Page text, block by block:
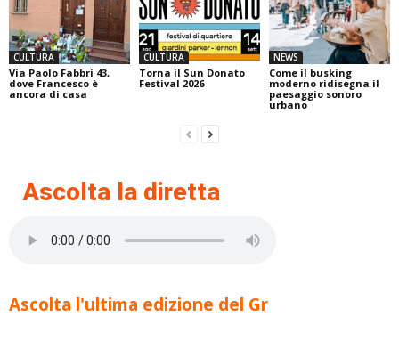
CULTURA
Via Paolo Fabbri 43,
dove Francesco è
ancora di casa
CULTURA
Torna il Sun Donato
Festival 2026
NEWS
Come il busking
moderno ridisegna il
paesaggio sonoro
urbano
Ascolta la diretta
Ascolta l'ultima edizione del Gr